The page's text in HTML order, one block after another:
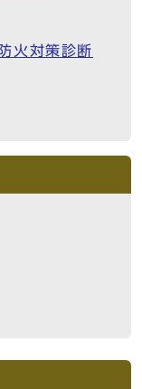
火対策診断